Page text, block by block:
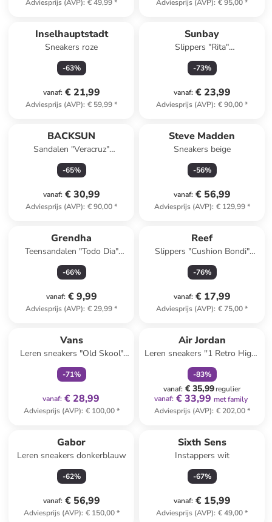
Adviesprijs (AVP): € 49,99* Adviesprijs (AVP): € 95,00*
Inselhauptstadt
Sneakers roze
-63%
vanaf: € 21,99
Adviesprijs (AVP): € 59,99*
Sunbay
Slippers "Rita"
roségoudkleurig
-73%
vanaf: € 23,99
Adviesprijs (AVP): € 90,00*
BACKSUN
Sandalen "Veracruz"
lichtbruin/goudkleurig
-65%
vanaf: € 30,99
Adviesprijs (AVP): € 90,00*
Steve Madden
Sneakers beige
-56%
vanaf: € 56,99
Adviesprijs (AVP): € 129,99*
Grendha
Teensandalen "Todo Dia"
goudkleurig
-66%
vanaf: € 9,99
Adviesprijs (AVP): € 29,99*
Reef
Slippers "Cushion Bondi"
crème
-76%
vanaf: € 17,99
Adviesprijs (AVP): € 75,00*
Vans
Leren sneakers "Old Skool"
beige
-71%
vanaf: € 28,99
Adviesprijs (AVP): € 100,00*
Air Jordan
Leren sneakers ''1 Retro High''
geel/blauw
-83%
vanaf: € 35,99regulier
vanaf: € 33,99 met family
Adviesprijs (AVP): € 202,00*
Gabor
Leren sneakers donkerblauw
-62%
vanaf: € 56,99
Adviesprijs (AVP): € 150,00*
Sixth Sens
Instappers wit
-67%
vanaf: € 15,99
Adviesprijs (AVP): € 49,00*